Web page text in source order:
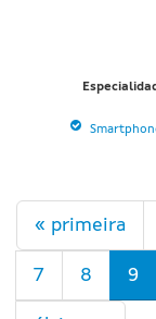
Páxinas
« primeira
7 8 9